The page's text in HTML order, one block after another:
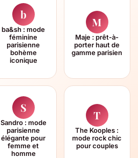
b
ba&sh : mode
féminine
parisienne
bohème
iconique
M
Maje : prêt-à-
porter haut de
gamme parisien
S
Sandro : mode
parisienne
élégante pour
femme et
homme
T
The Kooples :
mode rock chic
pour couples